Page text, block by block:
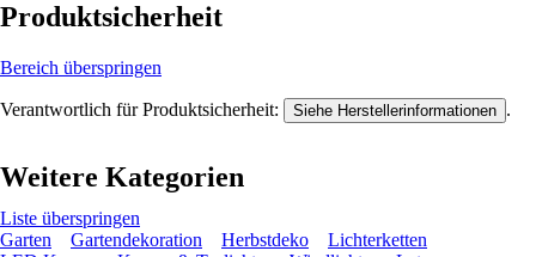
Produktsicherheit
Bereich überspringen
Verantwortlich für Produktsicherheit: Siehe Herstellerinformationen .
Weitere Kategorien
Liste überspringen
Garten
Gartendekoration Herbstdeko
Lichterketten